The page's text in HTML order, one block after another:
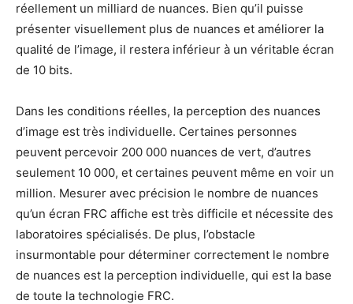
réellement un milliard de nuances. Bien qu’il puisse
présenter visuellement plus de nuances et améliorer la
qualité de l’image, il restera inférieur à un véritable écran
de 10 bits.
Dans les conditions réelles, la perception des nuances
d’image est très individuelle. Certaines personnes
peuvent percevoir 200 000 nuances de vert, d’autres
seulement 10 000, et certaines peuvent même en voir un
million. Mesurer avec précision le nombre de nuances
qu’un écran FRC affiche est très difficile et nécessite des
laboratoires spécialisés. De plus, l’obstacle
insurmontable pour déterminer correctement le nombre
de nuances est la perception individuelle, qui est la base
de toute la technologie FRC.